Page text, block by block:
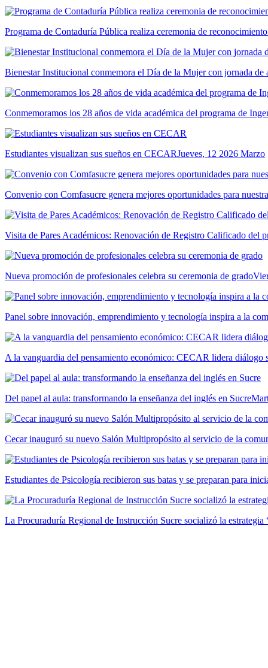
Programa de Contaduría Pública realiza ceremonia de
Bienestar Institucional conmemora el Día de la Mujer con jornada de
Conmemoramos los 28 años de vida académica del programa de
Estudiantes visualizan sus sueños en CECARJueves, 12 2026 Marzo
Convenio con Comfasucre genera mejores oportunidades para
Visita de Pares Académicos: Renovación de Registro Calificado del
Nueva promoción de profesionales celebra su ceremonia de grado
Panel sobre innovación, emprendimiento y tecnología inspira a la
A la vanguardia del pensamiento económico: CECAR lidera diálogo
Del papel al aula: transformando la enseñanza del inglés en Sucre
Cecar inauguró su nuevo Salón Multipropósito al servicio de la
Estudiantes de Psicología recibieron sus batas y se preparan para
La Procuraduría Regional de Instrucción Sucre socializó la estrategia